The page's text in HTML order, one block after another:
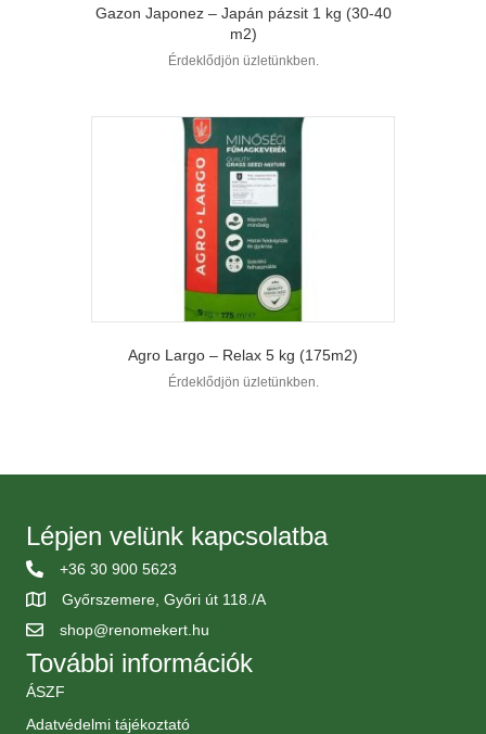
Gazon Japonez – Japán pázsit 1 kg (30-40
m2)
Érdeklődjön üzletünkben.
Agro Largo – Relax 5 kg (175m2)
Érdeklődjön üzletünkben.
Lépjen velünk kapcsolatba
+36 30 900 5623
Győrszemere, Győri út 118./A
shop@renomekert.hu
További információk
ÁSZF
Adatvédelmi tájékoztató